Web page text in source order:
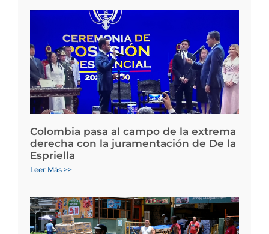
Colombia pasa al campo de la extrema
derecha con la juramentación de De la
Espriella
Leer Más >>